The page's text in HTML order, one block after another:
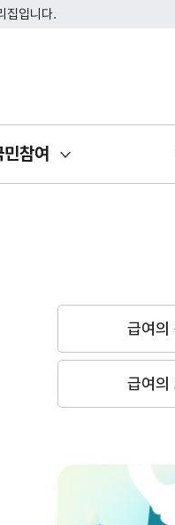
집입니다.
참여
급여의
급여의